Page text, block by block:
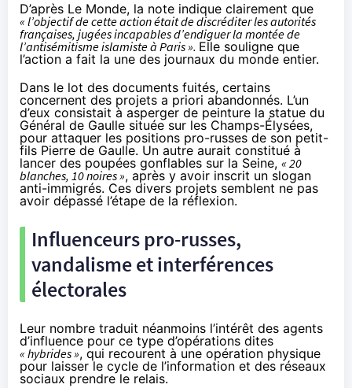
D’après Le Monde, la note indique clairement que
« l’objectif de cette action était de discréditer les autorités
françaises, jugées incapables d’endiguer la montée de
l’antisémitisme islamiste à Paris ». Elle souligne que
l’action a fait la une des journaux du monde entier.
Dans le lot des documents fuités, certains
concernent des projets a priori abandonnés. L’un
d’eux consistait à asperger de peinture la statue du
Général de Gaulle située sur les Champs-Élysées,
pour attaquer les positions pro-russes de son petit-
fils Pierre de Gaulle. Un autre aurait constitué à
lancer des poupées gonflables sur la Seine, « 20
blanches, 10 noires », après y avoir inscrit un slogan
anti-immigrés. Ces divers projets semblent ne pas
avoir dépassé l’étape de la réflexion.
Influenceurs pro-russes,
vandalisme et interférences
électorales
Leur nombre traduit néanmoins l’intérêt des agents
d’influence pour ce type d’opérations dites
« hybrides », qui recourent à une opération physique
pour laisser le cycle de l’information et des réseaux
sociaux prendre le relais.